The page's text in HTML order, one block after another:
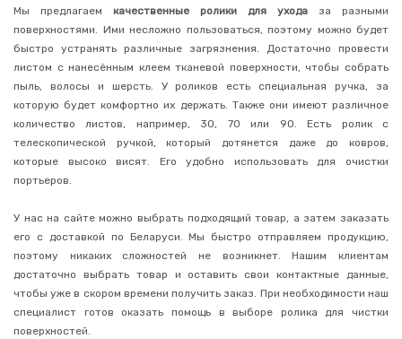
губки
Меламиновые
губки
Губки
для
мытья
посуды
и
уборки
Хозяйственные
мелочи
для
кухни
Бумажные
полотенца
Удобрения
для
Мы предлагаем качественные ролики для ухода за разными
поверхностями. Ими несложно пользоваться, поэтому можно будет
быстро устранять различные загрязнения. Достаточно провести
листом с нанесённым клеем тканевой поверхности, чтобы собрать
пыль, волосы и шерсть. У роликов есть специальная ручка, за
которую будет комфортно их держать. Также они имеют различное
количество листов, например, 30, 70 или 90. Есть ролик с
телескопической ручкой, который дотянется даже до ковров,
которые высоко висят. Его удобно использовать для очистки
портьеров.
У нас на сайте можно выбрать подходящий товар, а затем заказать
его с доставкой по Беларуси. Мы быстро отправляем продукцию,
поэтому никаких сложностей не возникнет. Нашим клиентам
достаточно выбрать товар и оставить свои контактные данные,
чтобы уже в скором времени получить заказ. При необходимости наш
специалист готов оказать помощь в выборе ролика для чистки
поверхностей.